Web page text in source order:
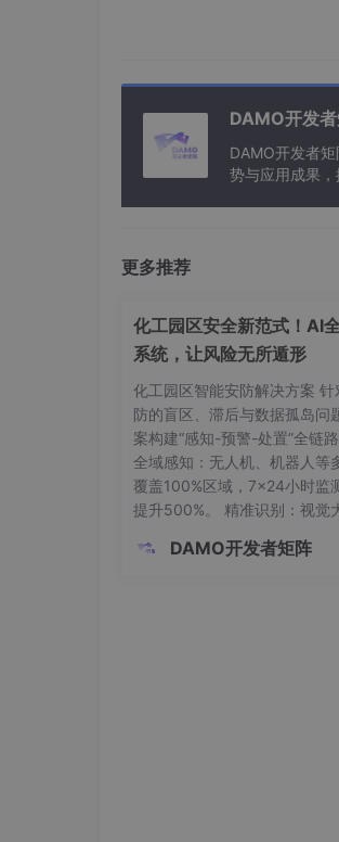
DAMO开发
DAMO开发者
势与应用成果
更多推荐
化工园区安全新范式！AI
系统，让风险无所遁形
化工园区智能安防解决方案 针
防的盲区、滞后与数据孤岛问
案构建“感知-预警-处置”全链路
全域感知：无人机、机器人等
覆盖100%区域，7×24小时监
提升500%。 精准识别：视觉
景，漏检率<0.1%。 秒级响应
DAMO开发者矩阵